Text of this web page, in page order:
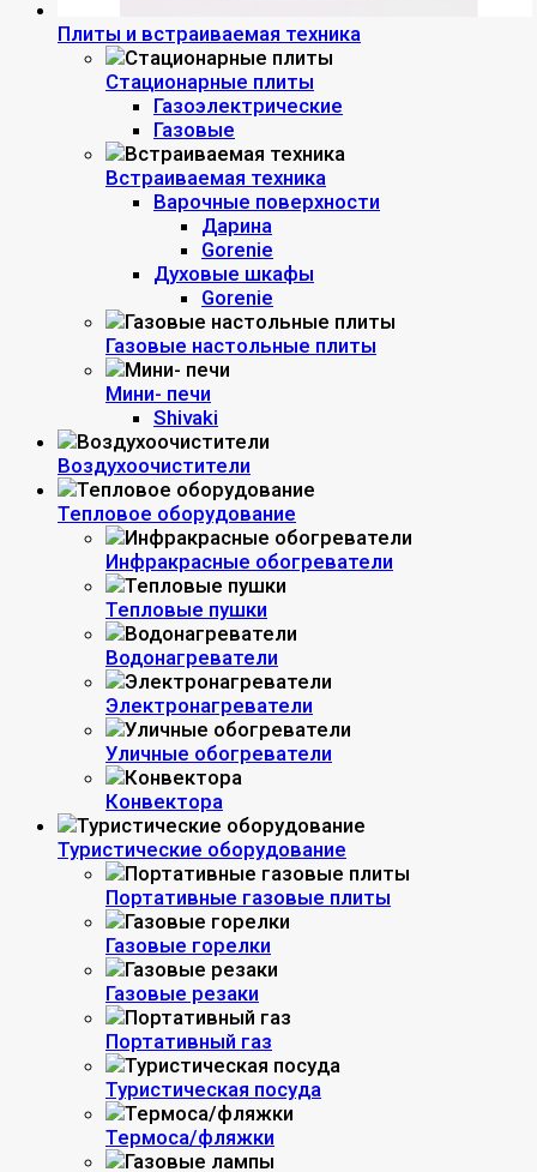
Плиты и встраиваемая техника
Стационарные плиты
Газоэлектрические
Газовые
Встраиваемая техника
Варочные поверхности
Дарина
Gorenie
Духовые шкафы
Gorenie
Газовые настольные плиты
Мини- печи
Shivaki
Воздухоочистители
Тепловое оборудование
Инфракрасные обогреватели
Тепловые пушки
Водонагреватели
Электронагреватели
Уличные обогреватели
Конвектора
Туристические оборудование
Портативные газовые плиты
Газовые горелки
Газовые резаки
Портативный газ
Туристическая посуда
Термоса/фляжки